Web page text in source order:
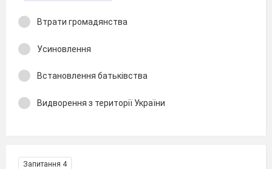
Втрати громадянства
Усиновлення
Встановлення батьківства
Видворення з території України
Запитання 4